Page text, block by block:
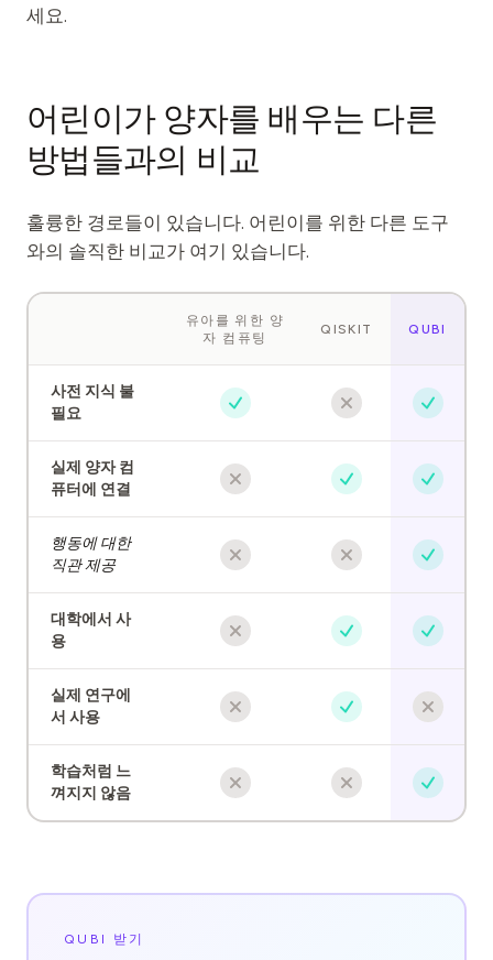
세요.
어린이가 양자를 배우는 다른
방법들과의 비교
훌륭한 경로들이 있습니다. 어린이를 위한 다른 도구
와의 솔직한 비교가 여기 있습니다.
유아를 위한 양
자 컴퓨팅
QISKIT QUBI
사전 지식 불
필요
실제 양자 컴
퓨터에 연결
행동에 대한
직관 제공
대학에서 사
용
실제 연구에
서 사용
학습처럼 느
껴지지 않음
QUBI 받기